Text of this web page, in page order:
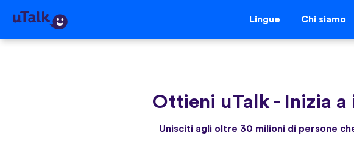
Lingue Chi siamo
Ottieni uTalk - Inizia
Unisciti agli oltre 30 milioni di persone